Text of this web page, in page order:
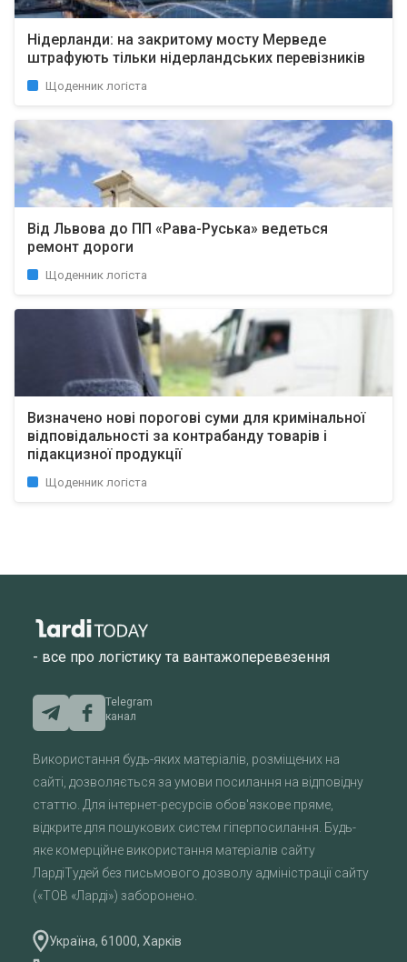
Нідерланди: на закритому мосту Мерведе
штрафують тільки нідерландських перевізників
Щоденник логіста
Від Львова до ПП «Рава-Руська» ведеться
ремонт дороги
Щоденник логіста
Визначено нові порогові суми для кримінальної
відповідальності за контрабанду товарів і
підакцизної продукції
Щоденник логіста
- все про логістику та вантажоперевезення
Telegram
канал
Використання будь-яких матеріалів, розміщених на
сайті, дозволяється за умови посилання на відповідну
статтю. Для інтернет-ресурсів обов'язкове пряме,
відкрите для пошукових систем гіперпосилання. Будь-
яке комерційне використання матеріалів сайту
ЛардіТудей без письмового дозволу адміністрації сайту
(«ТОВ «Ларді») заборонено.
Україна, 61000, Харків